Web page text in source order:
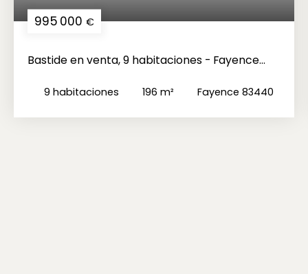
995 000 €
Bastide en venta, 9 habitaciones - Fayence
9 habitaciones 196 m² Fayence 83440